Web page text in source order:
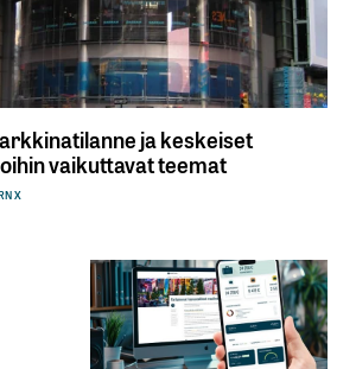
ja keskeiset
vaikuttavat teemat
X